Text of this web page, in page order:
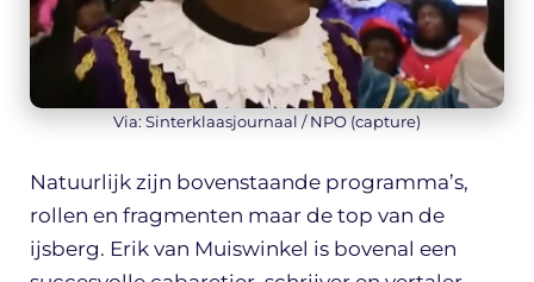
Via: Sinterklaasjournaal / NPO (capture)
Natuurlijk zijn bovenstaande programma’s,
rollen en fragmenten maar de top van de
ijsberg. Erik van Muiswinkel is bovenal een